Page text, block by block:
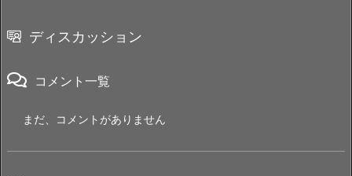
ディスカッション
コメント一覧
まだ、コメントがありません